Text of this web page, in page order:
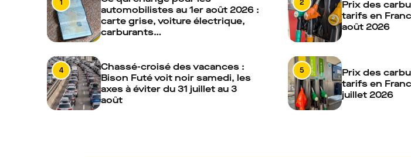
1
automobilistes au 1er août 2026 :
carte grise, voiture électrique,
carburants…
2
Prix des
tarifs en
août 2026
4
Chassé-croisé des vacances :
Bison Futé voit noir samedi, les
axes à éviter du 31 juillet au 3
août
5
Prix des
tarifs en
juillet 2026